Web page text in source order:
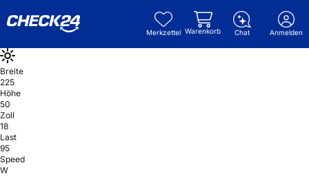
Merkzettel Warenkorb Chat Anmelden
Breite
225
Höhe
50
Zoll
18
Last
95
Speed
W